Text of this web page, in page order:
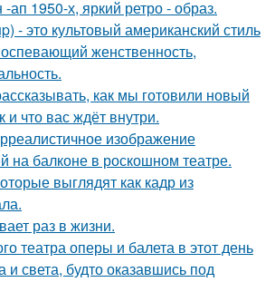
-ап 1950-х, яркий ретро - образ.
- это культовый американский стиль
женственность,
как мы готовили новый
что вас ждёт внутри.
изображение
балконе в роскошном театре.
выглядят как кадр из
раз в жизни.
театра оперы и балета в этот день
и света, будто оказавшись под